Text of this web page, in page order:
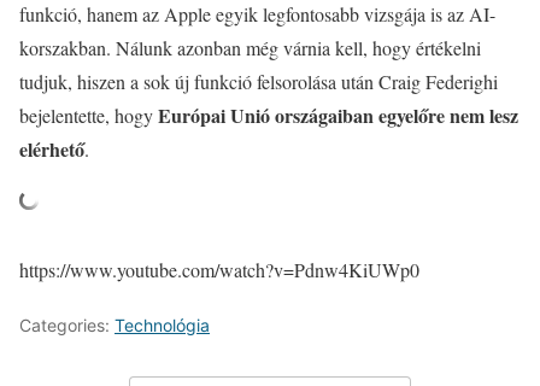
funkció, hanem az Apple egyik legfontosabb vizsgája is az AI-
korszakban. Nálunk azonban még várnia kell, hogy értékelni
tudjuk, hiszen a sok új funkció felsorolása után Craig Federighi
bejelentette, hogyEurópai Unió országaiban egyelőre nem lesz
elérhető.
https://www.youtube.com/watch?v=Pdnw4KiUWp0
Categories: Technológia